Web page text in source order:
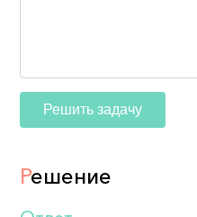
Решить задачу
Решение